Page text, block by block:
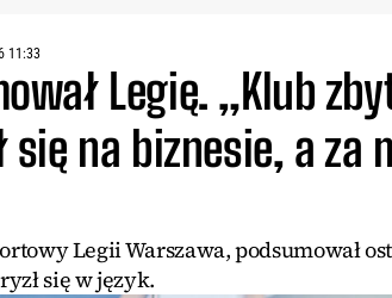
11:33
Legię. „Klub
się na biznesie, a za
Legii Warszawa, podsumował
się w język.